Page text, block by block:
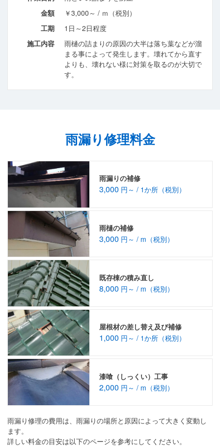
金額
￥3,000～ / ｍ（税別）
工期
1日～2日程度
施工内容
雨樋の詰まりの原因の大半は落ち葉などが溜
まる事によって発生します。壊れてから直す
よりも、壊れない様に対策を取るのが大切で
す。
雨漏り修理料金
雨漏りの補修
3,000 円～ / 1か所（税別）
雨樋の補修
3,000 円～ / m（税別）
既存棟の積み直し
8,000 円～ / m（税別）
屋根材の差し替え及び補修
1,000 円～ / 1か所（税別）
漆喰（しっくい）工事
2,000 円～ / m（税別）
雨漏り修理の費用は、雨漏りの場所と原因によって大きく変動し
ます。
詳しい料金の目安は以下のページを参考にしてください。